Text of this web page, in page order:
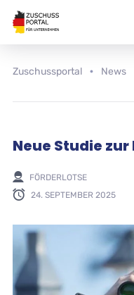
Zuschussportal News
Neue Studie
FÖRDERLOTSE
24. SEPTEMBER 2025